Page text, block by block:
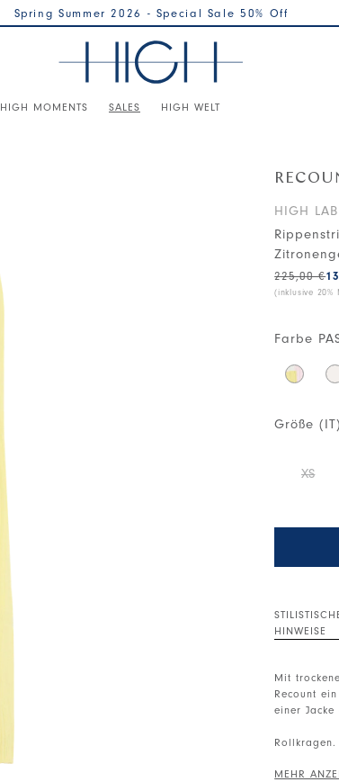
Spring Summer 2026 - Special Sale 50% Off
HIGH MOMENTS SALES HIGH WELT
HIGH LAB
225,00 €
(inklusive 20%
Farbe
Größe (IT)
XS
HINWEISE
Mit
Recount
einer Jacke
Rollkragen.
•